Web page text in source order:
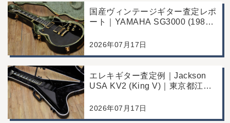
国産ヴィンテージギター査定レポ
ート｜YAMAHA SG3000 (1988
り店舗にて買取
2026年07月17日
エレキギター査定例｜Jackson
USA KV2 (King V)｜東京都江戸
2026年07月17日